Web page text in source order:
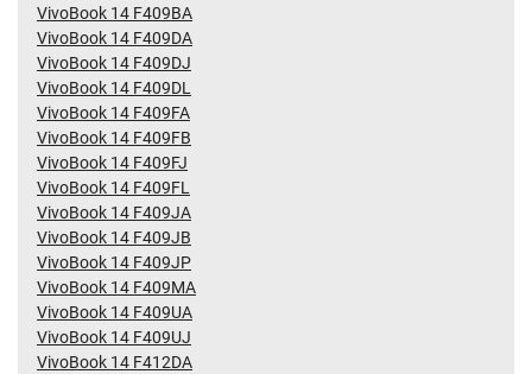
VivoBook 14 F409BA
VivoBook 14 F409DA
VivoBook 14 F409DJ
VivoBook 14 F409DL
VivoBook 14 F409FA
VivoBook 14 F409FB
VivoBook 14 F409FJ
VivoBook 14 F409FL
VivoBook 14 F409JA
VivoBook 14 F409JB
VivoBook 14 F409JP
VivoBook 14 F409MA
VivoBook 14 F409UA
VivoBook 14 F409UJ
VivoBook 14 F412DA